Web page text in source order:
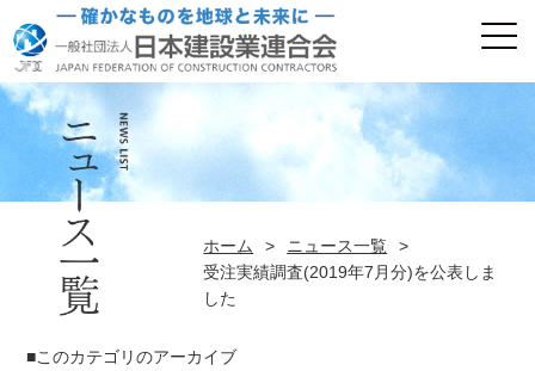
ホーム > ニュース一覧
>
受注実績調査(2019年7月分)を公表しま
した
■このカテゴリのアーカイブ